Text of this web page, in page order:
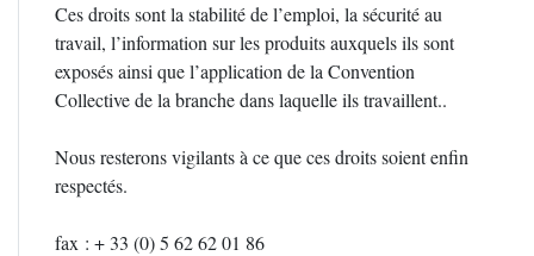
Ces droits sont la stabilité de l’emploi, la sécurité au
travail, l’information sur les produits auxquels ils sont
exposés ainsi que l’application de la Convention
Collective de la branche dans laquelle ils travaillent..
Nous resterons vigilants à ce que ces droits soient enfin
respectés.
fax : + 33 (0) 5 62 62 01 86